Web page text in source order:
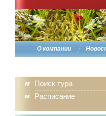
О компании
Поиск тура
Расписание